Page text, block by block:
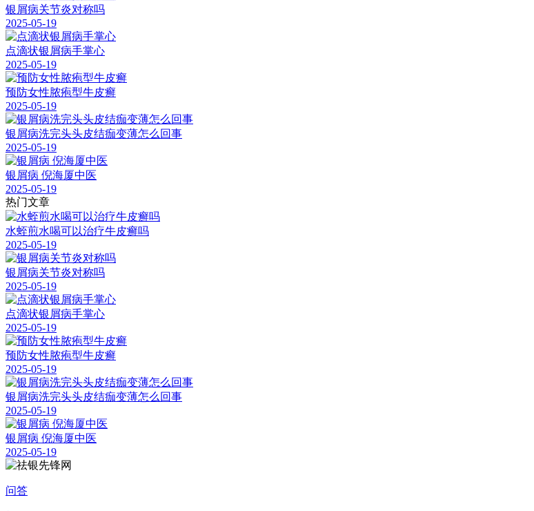
银屑病关节炎对称吗
2025-05-19
点滴状银屑病手掌心
2025-05-19
预防女性脓疱型牛皮癣
2025-05-19
银屑病洗完头头皮结痂变薄怎么回事
2025-05-19
银屑病 倪海厦中医
2025-05-19
热门文章
水蛭煎水喝可以治疗牛皮癣吗
2025-05-19
银屑病关节炎对称吗
2025-05-19
点滴状银屑病手掌心
2025-05-19
预防女性脓疱型牛皮癣
2025-05-19
银屑病洗完头头皮结痂变薄怎么回事
2025-05-19
银屑病 倪海厦中医
2025-05-19
问答